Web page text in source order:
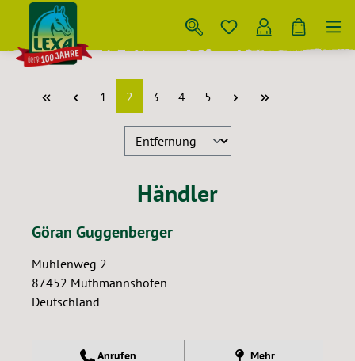
Zum Hauptinhalt springen
Seite
1 Seite
2 Seite
3 Seite
4 Seite
5
Händler
Göran Guggenberger
Mühlenweg 2
87452 Muthmannshofen
Deutschland
Anrufen Mehr